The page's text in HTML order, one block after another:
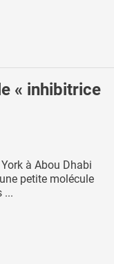
« inhibitrice
à Abou Dhabi
petite molécule
...